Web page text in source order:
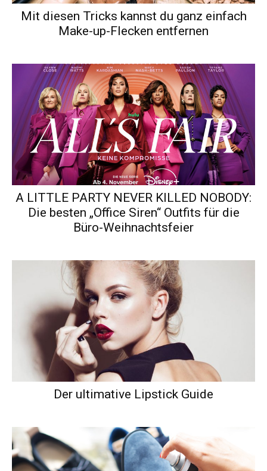
Mit diesen Tricks kannst du ganz einfach
Make-up-Flecken entfernen
A LITTLE PARTY NEVER KILLED NOBODY:
Die besten „Office Siren“ Outfits für die
Büro-Weihnachtsfeier
Der ultimative Lipstick Guide